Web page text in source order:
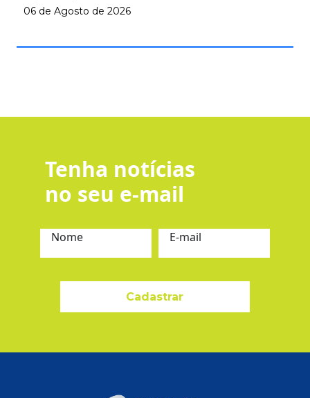
06 de Agosto de 2026
Tenha notícias
no seu e-mail
Nome E-mail
Cadastrar